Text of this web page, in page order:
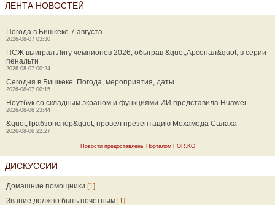
ЛЕНТА НОВОСТЕЙ
Погода в Бишкеке 7 августа
2026-08-07 03:30
ПСЖ выиграл Лигу чемпионов 2026, обыграв &quot;Арсенал&quot; в серии
пенальти
2026-08-07 00:24
Сегодня в Бишкеке. Погода, мероприятия, даты
2026-08-07 00:15
Ноутбук со складным экраном и функциями ИИ представила Huawei
2026-08-06 23:44
&quot;Трабзонспор&quot; провел презентацию Мохамеда Салаха
2026-08-06 22:27
Новости предоставлены Порталом FOR.KG
ДИСКУССИИ
Домашние помощники [1]
Звание должно быть почетным [1]